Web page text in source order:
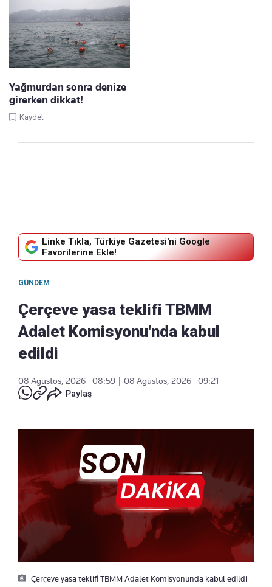
Yağmurdan sonra denize
girerken dikkat!
Kaydet
Linke Tıkla, Türkiye Gazetesi'ni Google
Favorilerine Ekle!
GÜNDEM
Çerçeve yasa teklifi TBMM
Adalet Komisyonu'nda kabul
edildi
08 Ağustos, 2026 - 08:59
08 Ağustos, 2026 - 09:21
Paylaş
Çerçeve yasa teklifi TBMM Adalet Komisyonunda kabul edildi